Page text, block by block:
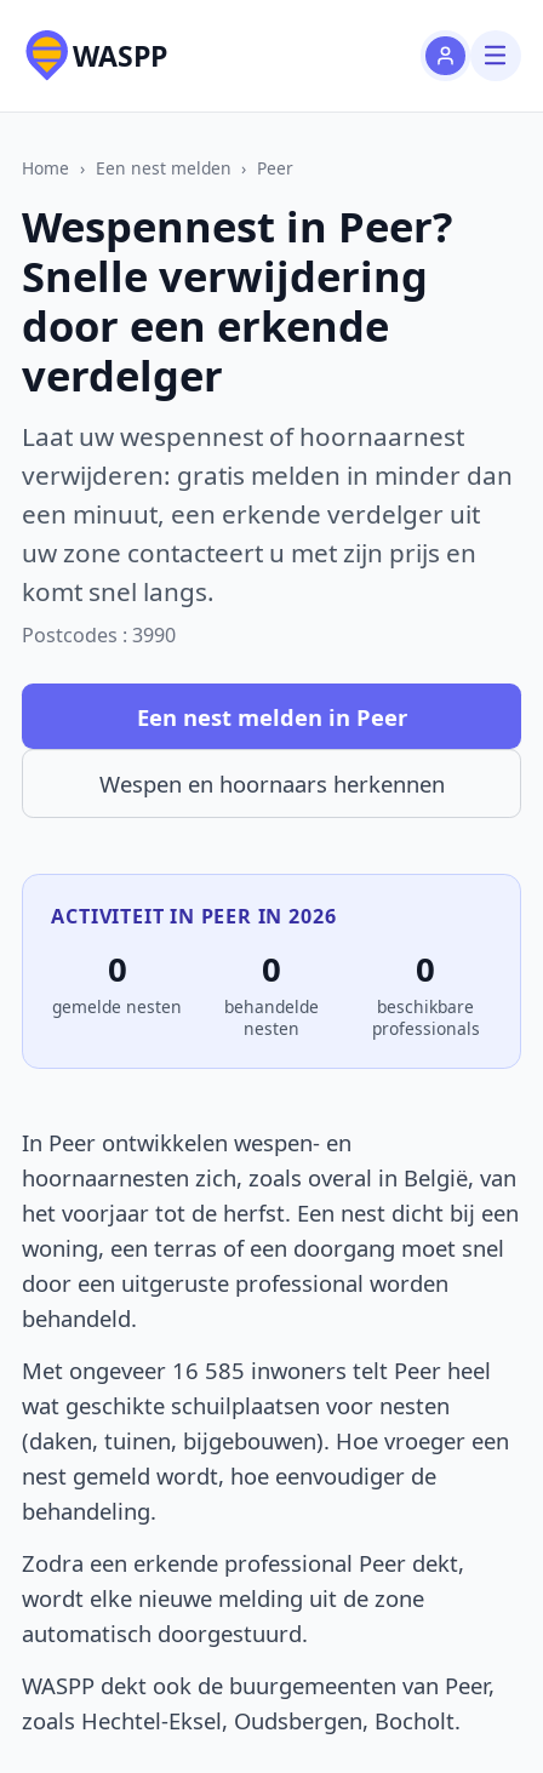
WASPP
Home › Een nest melden › Peer
Wespennest in Peer?
Snelle verwijdering
door een erkende
verdelger
Laat uw wespennest of hoornaarnest
verwijderen: gratis melden in minder dan
een minuut, een erkende verdelger uit
uw zone contacteert u met zijn prijs en
komt snel langs.
Postcodes : 3990
Een nest melden in Peer
Wespen en hoornaars herkennen
ACTIVITEIT IN PEER IN 2026
0
gemelde nesten
0
behandelde
nesten
0
beschikbare
professionals
In Peer ontwikkelen wespen- en
hoornaarnesten zich, zoals overal in België, van
het voorjaar tot de herfst. Een nest dicht bij een
woning, een terras of een doorgang moet snel
door een uitgeruste professional worden
behandeld.
Met ongeveer 16 585 inwoners telt Peer heel
wat geschikte schuilplaatsen voor nesten
(daken, tuinen, bijgebouwen). Hoe vroeger een
nest gemeld wordt, hoe eenvoudiger de
behandeling.
Zodra een erkende professional Peer dekt,
wordt elke nieuwe melding uit de zone
automatisch doorgestuurd.
WASPP dekt ook de buurgemeenten van Peer,
zoals Hechtel-Eksel, Oudsbergen, Bocholt.